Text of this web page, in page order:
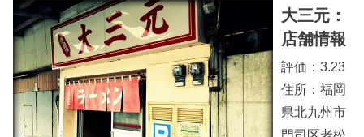
大三元：
店舗情報
評価：3.23
住所：福岡
県北九州市